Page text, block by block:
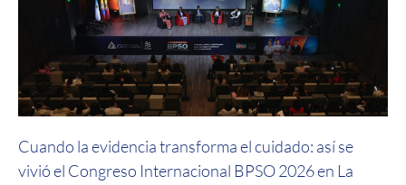
Cuando la evidencia transforma el cuidado: así se
vivió el Congreso Internacional BPSO 2026 en La